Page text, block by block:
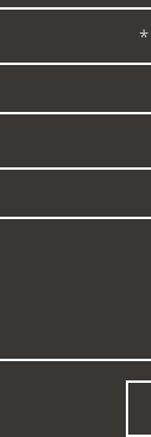
דואר
טלפון
תוכן